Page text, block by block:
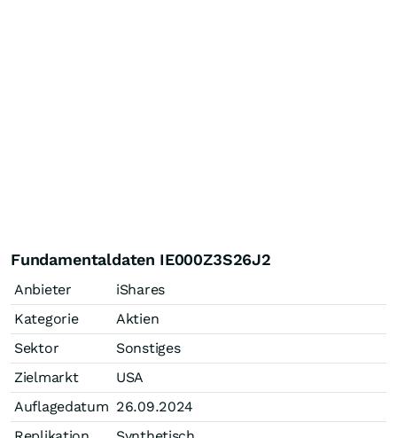
Fundamentaldaten IE000Z3S26J2
Anbieter
iShares
Kategorie
Aktien
Sektor
Sonstiges
Zielmarkt
USA
Auflagedatum 26.09.2024